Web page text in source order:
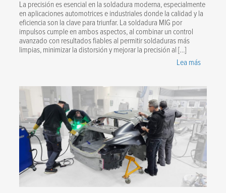
La precisión es esencial en la soldadura moderna, especialmente
en aplicaciones automotrices e industriales donde la calidad y la
eficiencia son la clave para triunfar. La soldadura MIG por
impulsos cumple en ambos aspectos, al combinar un control
avanzado con resultados fiables al permitir soldaduras más
limpias, minimizar la distorsión y mejorar la precisión al […]
Lea más